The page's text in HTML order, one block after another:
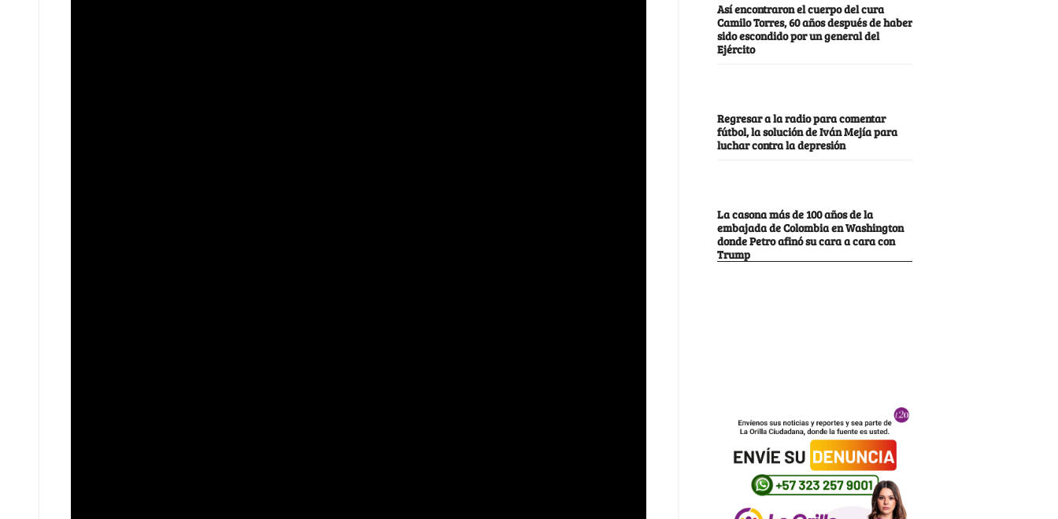
Así encontraron el cuerpo del cura
Camilo Torres, 60 años después de haber
sido escondido por un general del
Ejército
Regresar a la radio para comentar
fútbol, la solución de Iván Mejía para
luchar contra la depresión
La casona más de 100 años de la
embajada de Colombia en Washington
donde Petro afinó su cara a cara con
Trump